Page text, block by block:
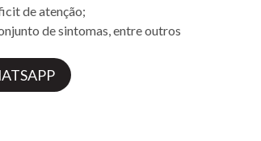
de atenção;
de sintomas, entre outros